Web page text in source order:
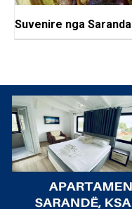
Suvenire nga Saranda